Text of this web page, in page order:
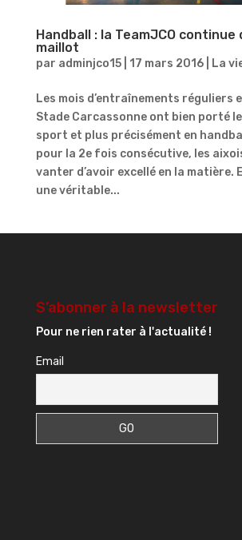
Handball : la TeamJCO continue
maillot
par adminjco15| 17 mars 2016| La
Les mois d’entraînements réguliers
Stade Carcassonne ont bien porté
sport et plus précisément en
pour la 2e fois consécutive, les
vanter d’avoir excellé en la matière.
une véritable...
S’abonner à la newsletter
Pour ne rien rater à l'actualité !
Email